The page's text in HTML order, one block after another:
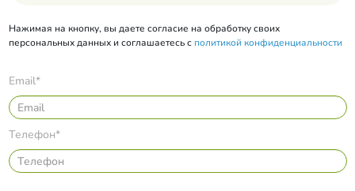
Нажимая на кнопку, вы даете согласие на обработку своих
персональных данных и соглашаетесь с политикой конфиденциальности
Email*
Телефон*